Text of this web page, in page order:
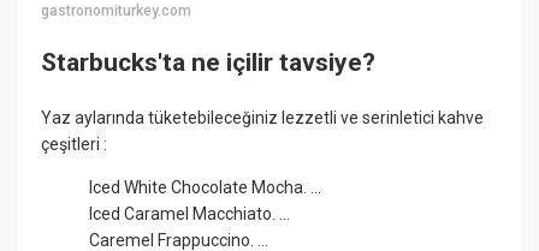
gastronomiturkey.com
Starbucks'ta ne içilir tavsiye?
Yaz aylarında tüketebileceğiniz lezzetli ve serinletici kahve
çeşitleri :
Iced White Chocolate Mocha. ...
Iced Caramel Macchiato. ...
Caremel Frappuccino. ...